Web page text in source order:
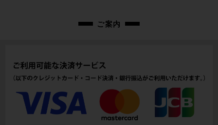
160cm-170cm（あくまで目安です。）
115mm(実寸）
シートチューブ
470mm(C-T実寸）
トップチューブ
ご案内